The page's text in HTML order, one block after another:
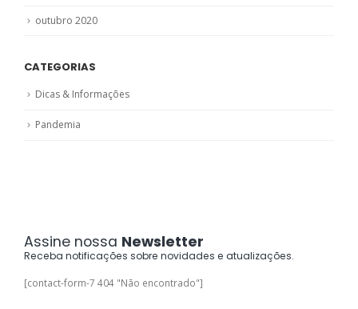
outubro 2020
CATEGORIAS
Dicas & Informações
Pandemia
Assine nossa Newsletter
Receba notificações sobre novidades e atualizações.
[contact-form-7 404 "Não encontrado"]